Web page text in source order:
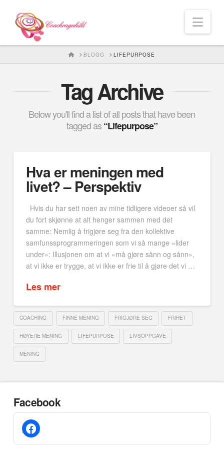
HOMEBLOGG LIFEPURPOSE
Tag Archive
Below you'll find a list of all posts that have been
tagged as“Lifepurpose”
Hva er meningen med
livet? – Perspektiv
Hvis du har sett noen av mine tidligere videoer så vil
du fort skjønne at alt henger sammen med det
samme: Nemlig å frigjøre seg fra den kollektive
samfunssprogrammeringen som vi så mange «lider
under»: Illusjonen om at vi «må gjøre sånn og sånn»,
at vi ikke er trygge, at vi ikke er frie til å gjøre det vi …
Les mer
COACHING FINNE MENING FRIGJØRE SEG FRIHET
HØYERE MENING LIFEPURPOSE LIVSOPPGAVE
MENING
Facebook
facebook